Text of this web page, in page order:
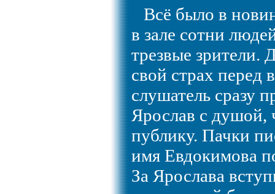
Всё было в
в зале сотни
трезвые зрители.
свой страх перед
слушатель сразу
Ярослав с душой,
публику. Пачки
имя Евдокимова
За Ярослава